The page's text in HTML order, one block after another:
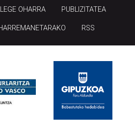
HARREMANETARAKO RSS